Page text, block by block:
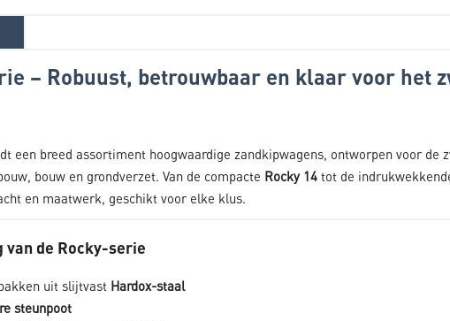
– Robuust, betrouwbaar en klaar voor het
een breed assortiment hoogwaardige zandkipwagens, ontworpen voor de
bouw en grondverzet. Van de compacte Rocky 14 tot de
en maatwerk, geschikt voor elke klus.
de Rocky-serie
uit slijtvast Hardox-staal
steunpoot